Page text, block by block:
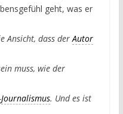
geht, was er
Ansicht, dass derAutor
muss, wie der
Journalismus. Und es ist